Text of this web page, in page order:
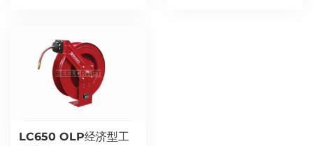
LC650 OLP经济型工